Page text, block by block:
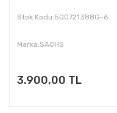
Stok Kodu:5Q0721388G-6
Marka:SACHS
3.900,00 TL